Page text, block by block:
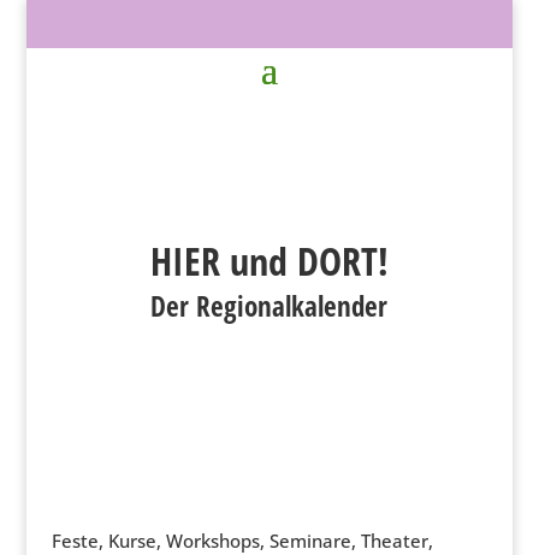
HIER und DORT!
Der Regionalkalender
Feste, Kurse, Workshops, Seminare, Theater,